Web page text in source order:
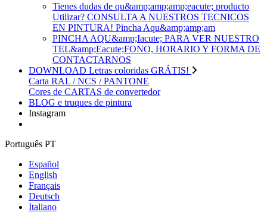
Tienes dudas de qu&amp;amp;amp;eacute; producto
Utilizar? CONSULTA A NUESTROS TECNICOS
EN PINTURA! Pincha Aqu&amp;amp;am
PINCHA AQU&amp;Iacute; PARA VER NUESTRO
TEL&amp;Eacute;FONO, HORARIO Y FORMA DE
CONTACTARNOS
DOWNLOAD Letras coloridas GRÁTIS!
Carta RAL / NCS / PANTONE
Cores de CARTAS de convertedor
BLOG e truques de pintura
Instagram
Português PT
Español
English
Français
Deutsch
Italiano